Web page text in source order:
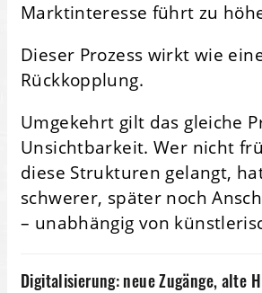
Marktinteresse führt zu
Dieser Prozess wirkt wie
Rückkopplung.
Umgekehrt gilt das gleiche
Unsichtbarkeit. Wer nicht
diese Strukturen gelangt,
schwerer, später noch
– unabhängig von
Digitalisierung: neue Zugänge, alte